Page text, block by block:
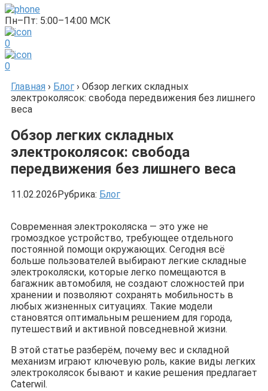
Пн–Пт: 5:00–14:00 МСК
0
0
Главная › Блог › Обзор легких складных
электроколясок: свобода передвижения без лишнего
веса
Обзор легких складных
электроколясок: свобода
передвижения без лишнего веса
11.02.2026 Рубрика: Блог
Современная электроколяска — это уже не
громоздкое устройство, требующее отдельного
постоянной помощи окружающих. Сегодня всё
больше пользователей выбирают легкие складные
электроколяски, которые легко помещаются в
багажник автомобиля, не создают сложностей при
хранении и позволяют сохранять мобильность в
любых жизненных ситуациях. Такие модели
становятся оптимальным решением для города,
путешествий и активной повседневной жизни.
В этой статье разберём, почему вес и складной
механизм играют ключевую роль, какие виды легких
электроколясок бывают и какие решения предлагает
Caterwil.